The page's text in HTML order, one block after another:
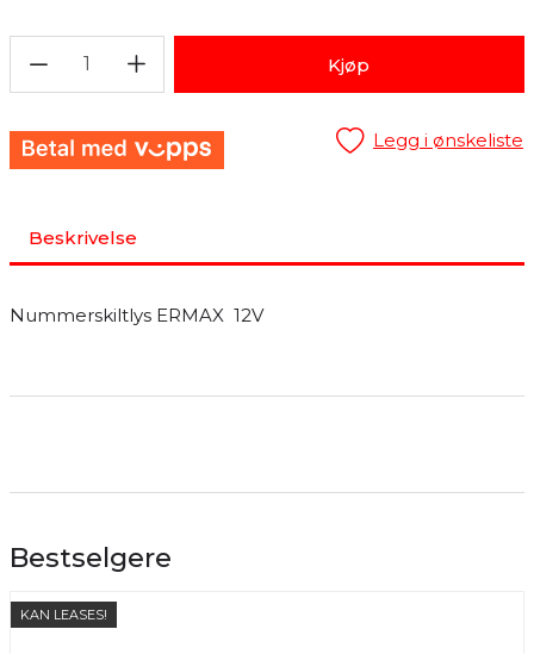
1 Kjøp
Legg i ønskeliste
Beskrivelse
Nummerskiltlys ERMAX 12V
Bestselgere
KAN LEASES!